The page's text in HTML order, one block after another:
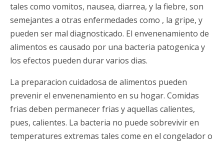
tales como vomitos, nausea, diarrea, y la fiebre, son
semejantes a otras enfermedades como , la gripe, y
pueden ser mal diagnosticado. El envenenamiento de
alimentos es causado por una bacteria patogenica y
los efectos pueden durar varios dias.
La preparacion cuidadosa de alimentos pueden
prevenir el envenenamiento en su hogar. Comidas
frias deben permanecer frias y aquellas calientes,
pues, calientes. La bacteria no puede sobrevivir en
temperatures extremas tales come en el congelador o